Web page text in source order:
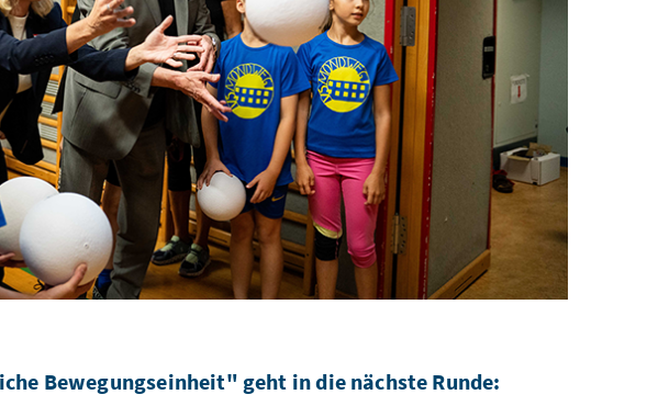
Bewegungseinheit" geht in die nächste Runde: